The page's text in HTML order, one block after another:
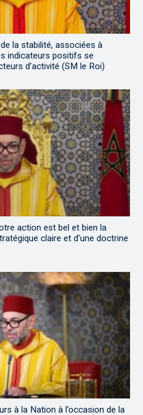
la stabilité, associées à
indicateurs positifs se
d’activité (SM le Roi)
action est bel et bien la
claire et d’une doctrine
à la Nation à l’occasion de la